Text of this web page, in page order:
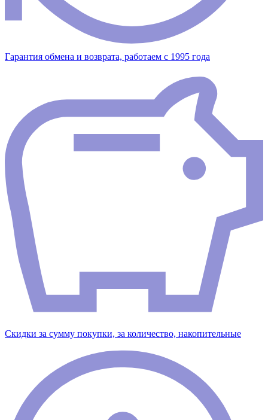
Гарантия обмена и возврата, работаем с 1995 года
Скидки за сумму покупки, за количество, накопительные